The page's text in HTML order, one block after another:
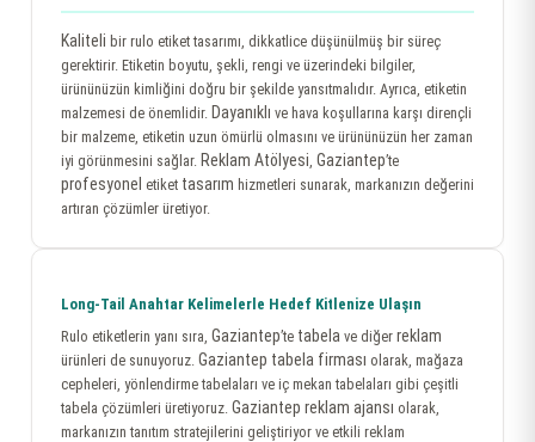
Kaliteli bir rulo etiket tasarımı, dikkatlice düşünülmüş bir süreç
gerektirir. Etiketin boyutu, şekli, rengi ve üzerindeki bilgiler,
ürününüzün kimliğini doğru bir şekilde yansıtmalıdır. Ayrıca, etiketin
malzemesi de önemlidir. Dayanıklı ve hava koşullarına karşı dirençli
bir malzeme, etiketin uzun ömürlü olmasını ve ürününüzün her zaman
iyi görünmesini sağlar. Reklam Atölyesi, Gaziantep’te
profesyonel etiket tasarım hizmetleri sunarak, markanızın değerini
artıran çözümler üretiyor.
Long-Tail Anahtar Kelimelerle Hedef Kitlenize Ulaşın
Rulo etiketlerin yanı sıra, Gaziantep’te tabela ve diğer reklam
ürünleri de sunuyoruz. Gaziantep tabela firması olarak, mağaza
cepheleri, yönlendirme tabelaları ve iç mekan tabelaları gibi çeşitli
tabela çözümleri üretiyoruz. Gaziantep reklam ajansı olarak,
markanızın tanıtım stratejilerini geliştiriyor ve etkili reklam